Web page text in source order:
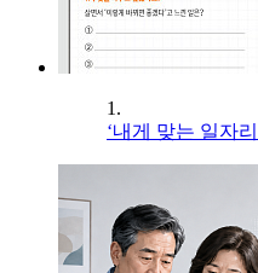
1.
‘내게 맞는 일자